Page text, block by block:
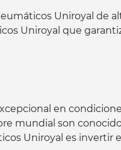
Uniroyal de
Uniroyal que
en
mundial son
Uniroyal es invertir